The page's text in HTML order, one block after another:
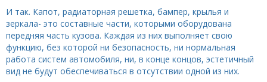
И так. Капот, радиаторная решетка, бампер, крылья и
зеркала- это составные части, которыми оборудована
передняя часть кузова. Каждая из них выполняет свою
функцию, без которой ни безопасность, ни нормальная
работа систем автомобиля, ни, в конце концов, эстетичный
вид не будут обеспечиваться в отсутствии одной из них.